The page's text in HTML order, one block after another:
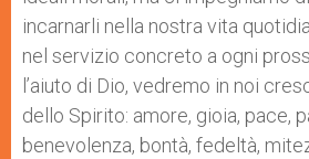
incarnarli nella nostra vita
nel servizio concreto a ogni
l’aiuto di Dio, vedremo in noi
dello Spirito: amore, gioia, pace,
benevolenza, bontà, fedeltà,